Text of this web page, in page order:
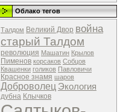
Облако тегов
Талдом Великий Двор война
старый Талдом
революция Машатин Крылов
Пименов корсаков Собцов
Квашенки голиков Павловичи
Красное знамя шаров
Доброволец Экология
дубна Клычков